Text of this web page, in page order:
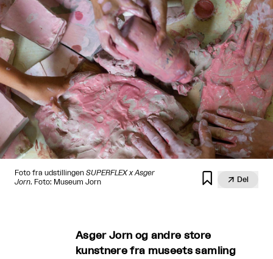
Foto fra udstillingen SUPERFLEX x Asger
Jorn. Foto: Museum Jorn   Del
Asger Jorn og andre store
kunstnere fra museets samling